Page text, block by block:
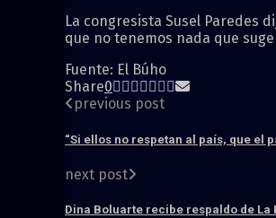
La congresista Susel Paredes
que no tenemos nada que
Fuente: El Búho
Share0
previous post
“Si ellos no respetan al país, que el
next post
Dina Boluarte recibe respaldo de